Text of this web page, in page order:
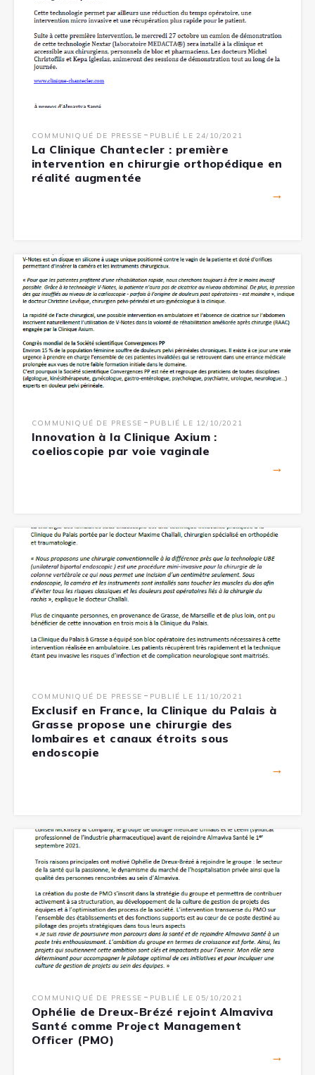
COMMUNIQUÉ DE PRESSE - PUBLIÉ LE 24/10/2021
La Clinique Chantecler : première
intervention en chirurgie orthopédique en
réalité augmentée
→
COMMUNIQUÉ DE PRESSE - PUBLIÉ LE 12/10/2021
Innovation à la Clinique Axium :
coelioscopie par voie vaginale
→
COMMUNIQUÉ DE PRESSE - PUBLIÉ LE 11/10/2021
Exclusif en France, la Clinique du Palais à
Grasse propose une chirurgie des
lombaires et canaux étroits sous
endoscopie
→
COMMUNIQUÉ DE PRESSE - PUBLIÉ LE 05/10/2021
Ophélie de Dreux-Brézé rejoint Almaviva
Santé comme Project Management
Officer (PMO)
→